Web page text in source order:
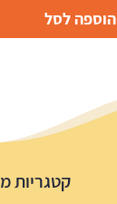
הוספה לסל
קטגריות